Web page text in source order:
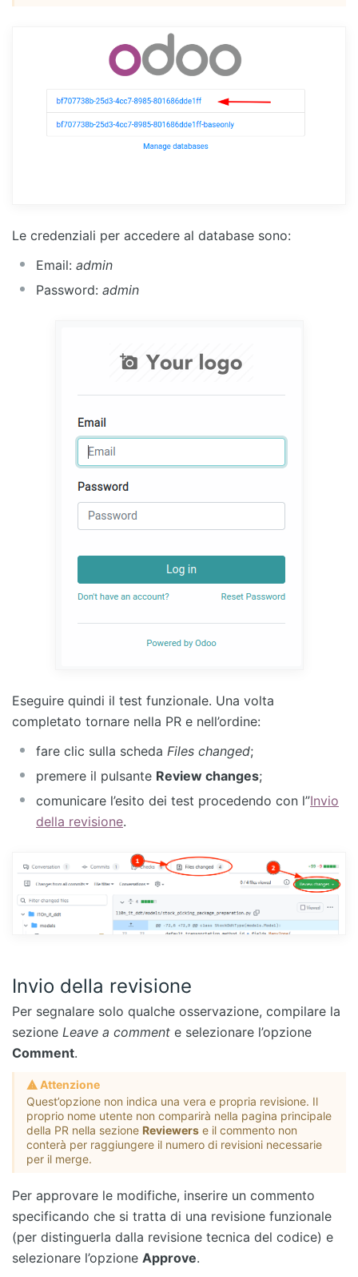
Le credenziali per accedere al database sono:
Email: admin
Password: admin
Eseguire quindi il test funzionale. Una volta
completato tornare nella PR e nell’ordine:
fare clic sulla scheda Files changed;
premere il pulsante Review changes;
comunicare l’esito dei test procedendo con l”Invio
della revisione.
Invio della revisione
Per segnalare solo qualche osservazione, compilare la
sezione Leave a comment e selezionare l’opzione
Comment.
Attenzione
Quest’opzione non indica una vera e propria revisione. Il
proprio nome utente non comparirà nella pagina principale
della PR nella sezione Reviewers e il commento non
conterà per raggiungere il numero di revisioni necessarie
per il merge.
Per approvare le modifiche, inserire un commento
specificando che si tratta di una revisione funzionale
(per distinguerla dalla revisione tecnica del codice) e
selezionare l’opzione Approve.